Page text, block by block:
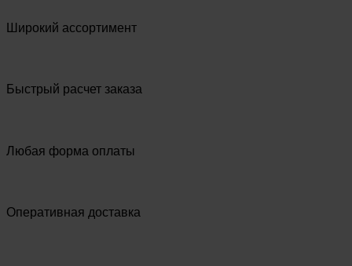
Широкий ассортимент
Быстрый расчет заказа
Любая форма оплаты
Оперативная доставка